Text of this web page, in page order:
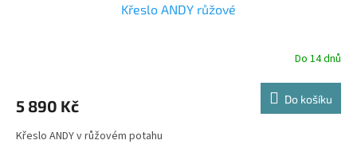
Křeslo ANDY růžové
Do 14 dnů
5 890 Kč Do košíku
Křeslo ANDY v růžovém potahu